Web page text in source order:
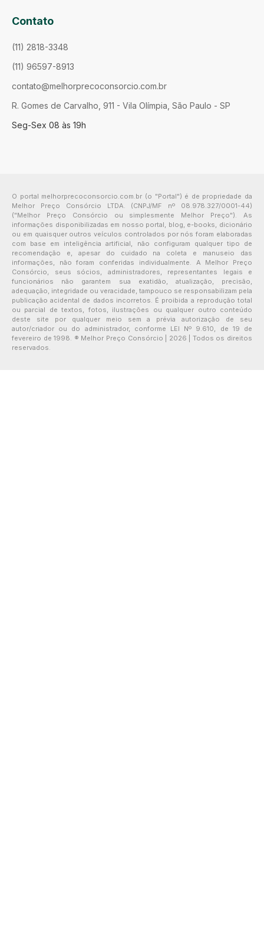
Contato
(11) 2818-3348
(11) 96597-8913
contato@melhorprecoconsorcio.com.br
R. Gomes de Carvalho, 911 - Vila Olímpia, São Paulo - SP
Seg-Sex 08 às 19h
O portal melhorprecoconsorcio.com.br (o "Portal") é de propriedade da
Melhor Preço Consórcio LTDA. (CNPJ/MF nº 08.978.327/0001-44)
("Melhor Preço Consórcio ou simplesmente Melhor Preço"). As
informações disponibilizadas em nosso portal, blog, e-books, dicionário
ou em quaisquer outros veículos controlados por nós foram elaboradas
com base em inteligência artificial, não configuram qualquer tipo de
recomendação e, apesar do cuidado na coleta e manuseio das
informações, não foram conferidas individualmente. A Melhor Preço
Consórcio, seus sócios, administradores, representantes legais e
funcionários não garantem sua exatidão, atualização, precisão,
adequação, integridade ou veracidade, tampouco se responsabilizam pela
publicação acidental de dados incorretos. É proibida a reprodução total
ou parcial de textos, fotos, ilustrações ou qualquer outro conteúdo
deste site por qualquer meio sem a prévia autorização de seu
autor/criador ou do administrador, conforme LEI Nº 9.610, de 19 de
fevereiro de 1998. ® Melhor Preço Consórcio | 2026 | Todos os direitos
reservados.